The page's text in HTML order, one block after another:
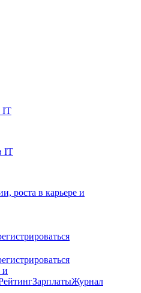
IT
IT
роста в карьере и
и
ЗарплатыЖурнал